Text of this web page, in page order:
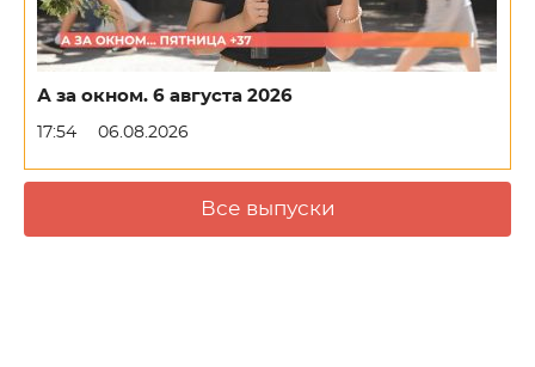
А за окном. 6 августа 2026
17:54 06.08.2026
Все выпуски